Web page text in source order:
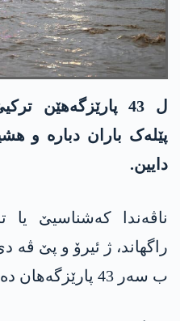
ل 43 پارێزگەھێن
پێلەک باران دبارە و
دایین.
ناڤەندا کەشناسیێ یا
راگھاند، ژ ئیرۆ و پێ ڤە
ب سەر 43 پارێزگەھان دە بێ.